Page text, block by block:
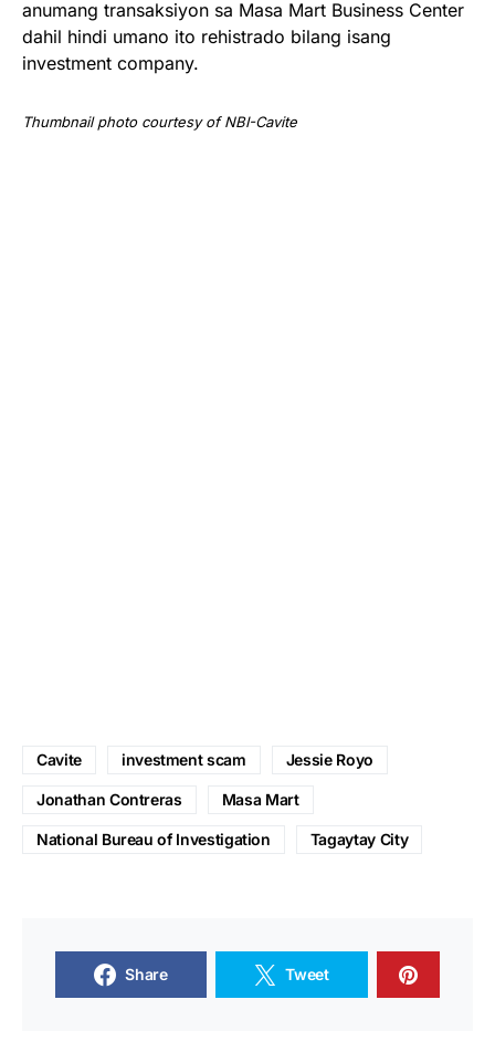
anumang transaksiyon sa Masa Mart Business Center
dahil hindi umano ito rehistrado bilang isang
investment company.
Thumbnail photo courtesy of NBI-Cavite
Cavite investment scam Jessie Royo
Jonathan Contreras Masa Mart
National Bureau of Investigation Tagaytay City
Share Tweet